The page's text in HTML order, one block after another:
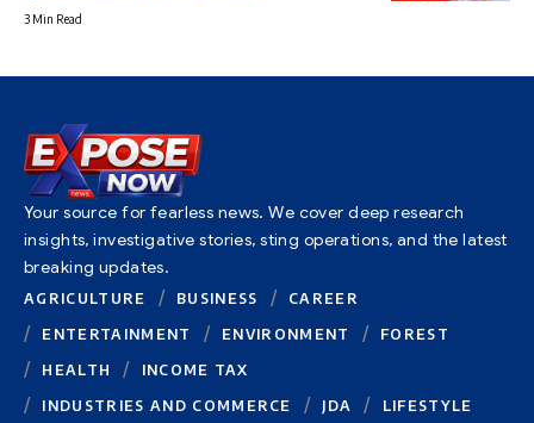
3 Min Read
Your source for fearless news. We cover deep research
insights, investigative stories, sting operations, and the latest
breaking updates.
AGRICULTURE BUSINESS
CAREER
ENTERTAINMENT
ENVIRONMENT
FOREST
HEALTH
INCOME TAX
INDUSTRIES AND COMMERCE
JDA
LIFESTYLE